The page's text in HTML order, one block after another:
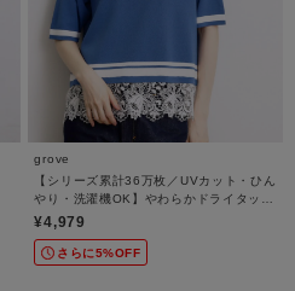
grove
【シリーズ累計36万枚／UVカット・ひん
やり・洗濯機OK】やわらかドライタッチ
レースドッキングニット
¥4,979
さらに5%OFF